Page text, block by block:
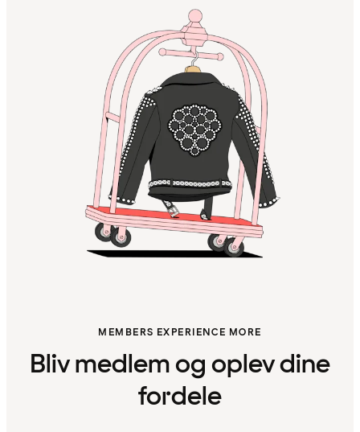
MEMBERS EXPERIENCE MORE
Bliv medlem og oplev dine
fordele